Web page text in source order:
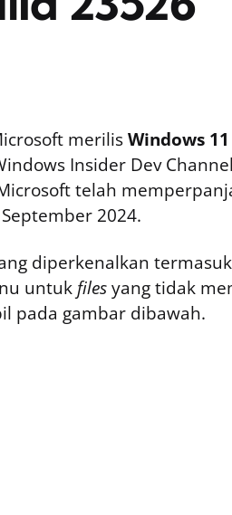
merilisWindows
Insider Dev
telah
2024.
diperkenalkan
untuk filesyang tidak
pada gambar dibawah.